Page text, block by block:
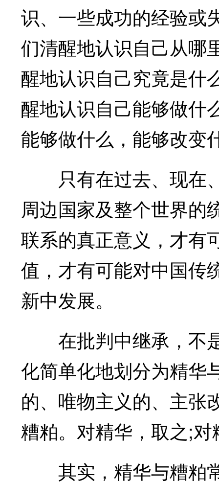
识、一些成功的经验或
们清醒地认识自己从哪
醒地认识自己究竟是什
醒地认识自己能够做什
能够做什么，能够改变
只有在过去、现在
周边国家及整个世界的
联系的真正意义，才有
值，才有可能对中国传
新中发展。
在批判中继承，不
化简单化地划分为精华
的、唯物主义的、主张
糟粕。对精华，取之;
其实，精华与糟粕